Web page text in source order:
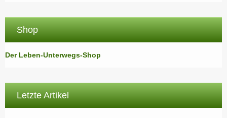
Shop
Der Leben-Unterwegs-Shop
Letzte Artikel